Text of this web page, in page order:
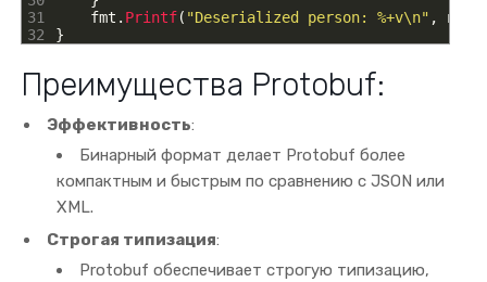
31
32
fmt . Printf( "Deserialized person: %+v\n" ,
}
Преимущества Protobuf:
Эффективность:
Бинарный формат делает Protobuf более
компактным и быстрым по сравнению с JSON или
XML.
Строгая типизация:
Protobuf обеспечивает строгую типизацию,